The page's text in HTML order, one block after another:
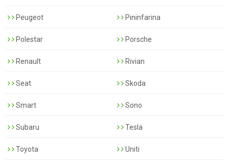
Peugeot Pininfarina
Polestar Porsche
Renault Rivian
Seat Skoda
Smart Sono
Subaru Tesla
Toyota Uniti